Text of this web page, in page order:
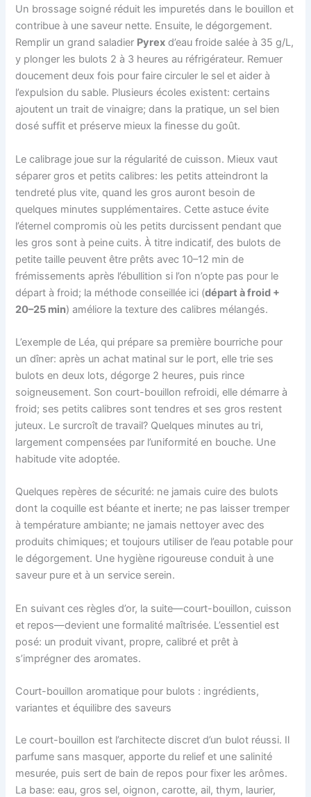
Un brossage soigné réduit les impuretés dans le bouillon et
contribue à une saveur nette. Ensuite, le dégorgement.
Remplir un grand saladier Pyrex d’eau froide salée à 35 g/L,
y plonger les bulots 2 à 3 heures au réfrigérateur. Remuer
doucement deux fois pour faire circuler le sel et aider à
l’expulsion du sable. Plusieurs écoles existent: certains
ajoutent un trait de vinaigre; dans la pratique, un sel bien
dosé suffit et préserve mieux la finesse du goût.
Le calibrage joue sur la régularité de cuisson. Mieux vaut
séparer gros et petits calibres: les petits atteindront la
tendreté plus vite, quand les gros auront besoin de
quelques minutes supplémentaires. Cette astuce évite
l’éternel compromis où les petits durcissent pendant que
les gros sont à peine cuits. À titre indicatif, des bulots de
petite taille peuvent être prêts avec 10–12 min de
frémissements après l’ébullition si l’on n’opte pas pour le
départ à froid; la méthode conseillée ici (départ à froid +
20–25 min) améliore la texture des calibres mélangés.
L’exemple de Léa, qui prépare sa première bourriche pour
un dîner: après un achat matinal sur le port, elle trie ses
bulots en deux lots, dégorge 2 heures, puis rince
soigneusement. Son court-bouillon refroidi, elle démarre à
froid; ses petits calibres sont tendres et ses gros restent
juteux. Le surcroît de travail? Quelques minutes au tri,
largement compensées par l’uniformité en bouche. Une
habitude vite adoptée.
Quelques repères de sécurité: ne jamais cuire des bulots
dont la coquille est béante et inerte; ne pas laisser tremper
à température ambiante; ne jamais nettoyer avec des
produits chimiques; et toujours utiliser de l’eau potable pour
le dégorgement. Une hygiène rigoureuse conduit à une
saveur pure et à un service serein.
En suivant ces règles d’or, la suite—court-bouillon, cuisson
et repos—devient une formalité maîtrisée. L’essentiel est
posé: un produit vivant, propre, calibré et prêt à
s’imprégner des aromates.
Court-bouillon aromatique pour bulots : ingrédients,
variantes et équilibre des saveurs
Le court-bouillon est l’architecte discret d’un bulot réussi. Il
parfume sans masquer, apporte du relief et une salinité
mesurée, puis sert de bain de repos pour fixer les arômes.
La base: eau, gros sel, oignon, carotte, ail, thym, laurier,